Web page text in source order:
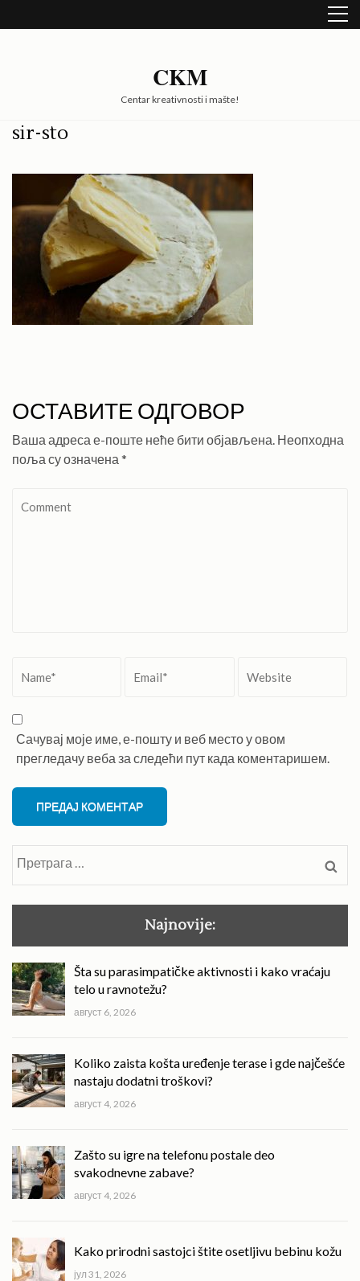
to
CKM
Centar kreativnosti i mašte!
sir-sto
ОСТАВИТЕ ОДГОВОР
Ваша адреса е-поште неће бити објављена. Неопходна
поља су означена *
Сачувај моје име, е-пошту и веб место у овом
прегледачу веба за следећи пут када коментаришем.
Najnovije:
Šta su parasimpatičke aktivnosti i kako vraćaju
telo u ravnotežu?
август 6, 2026
Koliko zaista košta uređenje terase i gde najčešće
nastaju dodatni troškovi?
август 4, 2026
Zašto su igre na telefonu postale deo
svakodnevne zabave?
август 4, 2026
Kako prirodni sastojci štite osetljivu bebinu kožu
јул 31, 2026